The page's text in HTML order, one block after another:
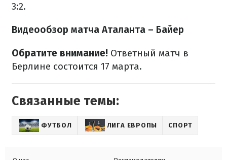
3:2.
Видеообзор матча Аталанта – Байер
Обратите внимание! Ответный матч в
Берлине состоится 17 марта.
Связанные темы:
ФУТБОЛ ЛИГА ЕВРОПЫ СПОРТ